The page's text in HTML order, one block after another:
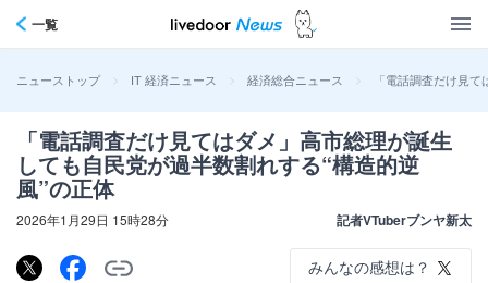
一覧
ニューストップ > IT 経済ニュース > 経済総合ニュース > 「電話調査だけ見
「電話調査だけ見てはダメ」高市総理が誕生
しても自民党が過半数割れする“構造的逆
風”の正体
2026年1月29日 15時28分 記者VTuberブンヤ新太
みんなの感想は？